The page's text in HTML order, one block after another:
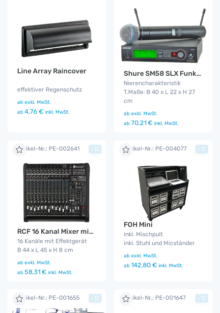
Line Array Raincover
effektiver Regenschutz
ab exkl. MwSt.
ab 4,76 € inkl. MwSt.
Shure SM58 SLX Funkmikro
Nierencharakteristik
T.Maße: B 40 x L 22 x H 27
cm
ab exkl. MwSt.
ab 70,21 € inkl. MwSt.
Artikel-Nr.: PE-002641
RCF 16 Kanal Mixer mit MP3 Player
16 Kanäle mit Effektgerät
B 44 x L 45 x H 8 cm
ab exkl. MwSt.
ab 58,31 € inkl. MwSt.
+ Artikel-Nr.: PE-004077
FOH Mini
inkl. Mischpult
inkl. Stuhl und Micständer
ab exkl. MwSt.
ab 142,80 € inkl. MwSt.
+
Artikel-Nr.: PE-001655 + Artikel-Nr.: PE-001647 +